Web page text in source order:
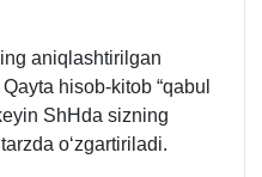
aniqlashtirilgan
hisob-kitob “qabul
ShHda sizning
oʻzgartiriladi.